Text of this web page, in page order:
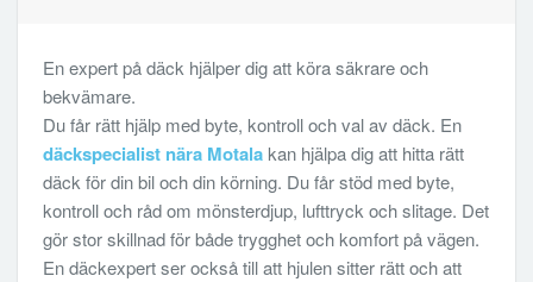
En expert på däck hjälper dig att köra säkrare och
bekvämare.
Du får rätt hjälp med byte, kontroll och val av däck. En
däckspecialist nära Motalakan hjälpa dig att hitta rätt
däck för din bil och din körning. Du får stöd med byte,
kontroll och råd om mönsterdjup, lufttryck och slitage. Det
gör stor skillnad för både trygghet och komfort på vägen.
En däckexpert ser också till att hjulen sitter rätt och att